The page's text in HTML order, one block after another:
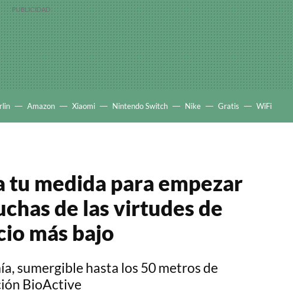
Amazon Xiaomi Nintendo Switch Nike Gratis WiFi
medida para empezar
de las virtudes de
más bajo
sumergible hasta los 50 metros de
BioActive